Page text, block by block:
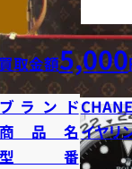
買取金額5,000
ブランド
商品名イヤリ
型番